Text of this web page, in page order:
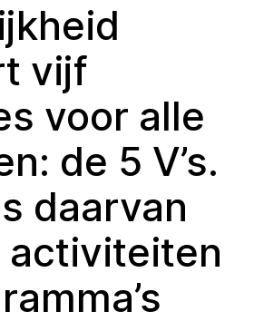
vijf
voor alle
de 5 V’s.
daarvan
activiteiten